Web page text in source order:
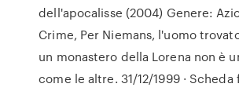
dell'apocalisse (2004) Genere:
Crime, Per Niemans, l'uomo
un monastero della Lorena non è
come le altre. 31/12/1999 ·